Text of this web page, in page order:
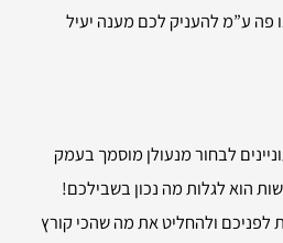
פה ע”מ להעניק לכם מענה יעיל
לבחור מנעולן מוסמך בעמק
הוא לגלות מה נכון בשבילכם!
לפניכם ולהחליט את מה שהכי קורץ